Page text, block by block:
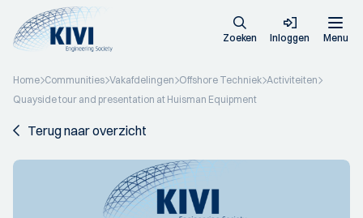
Zoeken Inloggen Menu
Home Communities Vakafdelingen Offshore Techniek Activiteiten
Quayside tour and presentation at Huisman Equipment
Terug naar overzicht